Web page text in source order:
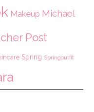
Makeup Michael
Post
Spring Springoutfit